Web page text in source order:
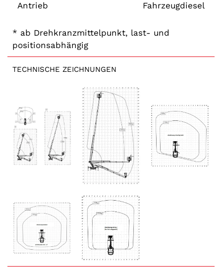
Antrieb Fahrzeugdiesel
* ab Drehkranzmittelpunkt, last- und
positionsabhängig
TECHNISCHE ZEICHNUNGEN